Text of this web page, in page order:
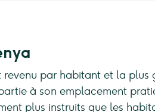
revenu par habitant et la
à son emplacement
plus instruits que les